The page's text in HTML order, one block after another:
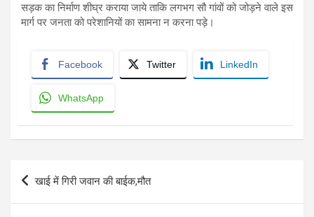
सड़क का निर्माण शीघ्र कराया जाये ताकि लगभग सौ गांवों को जोड़ने वाले इस
मार्ग पर जनता को परेशानियों का सामना न करना पड़े।
Facebook Twitter LinkedIn
WhatsApp
Post
navigation
खाई में गिरी जवान की बाईक,मौत